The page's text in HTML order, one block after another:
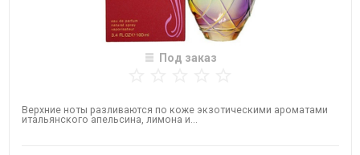
Под заказ
Верхние ноты разливаются по коже экзотическими ароматами
итальянского апельсина, лимона и...